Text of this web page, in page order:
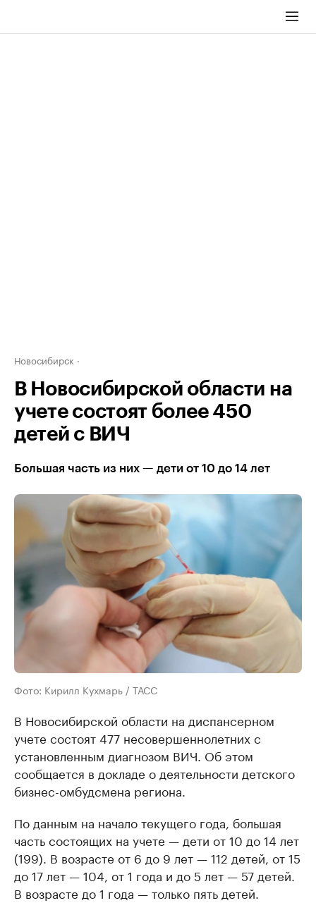
Новосибирск
В Новосибирской области на
учете состоят более 450
детей с ВИЧ
Большая часть из них — дети от 10 до 14 лет
Фото: Кирилл Кухмарь / ТАСС
В Новосибирской области на диспансерном
учете состоят 477 несовершеннолетних с
установленным диагнозом ВИЧ. Об этом
сообщается в докладе о деятельности детского
бизнес-омбудсмена региона.
По данным на начало текущего года, большая
часть состоящих на учете — дети от 10 до 14 лет
(199). В возрасте от 6 до 9 лет — 112 детей, от 15
до 17 лет — 104, от 1 года и до 5 лет — 57 детей.
В возрасте до 1 года — только пять детей.